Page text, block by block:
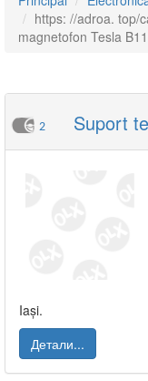
https: //adroa. top/
magnetofon Tesla
2 Suport
Iași.
Детали...